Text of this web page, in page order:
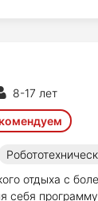
8-17 лет
отдыха с
себя